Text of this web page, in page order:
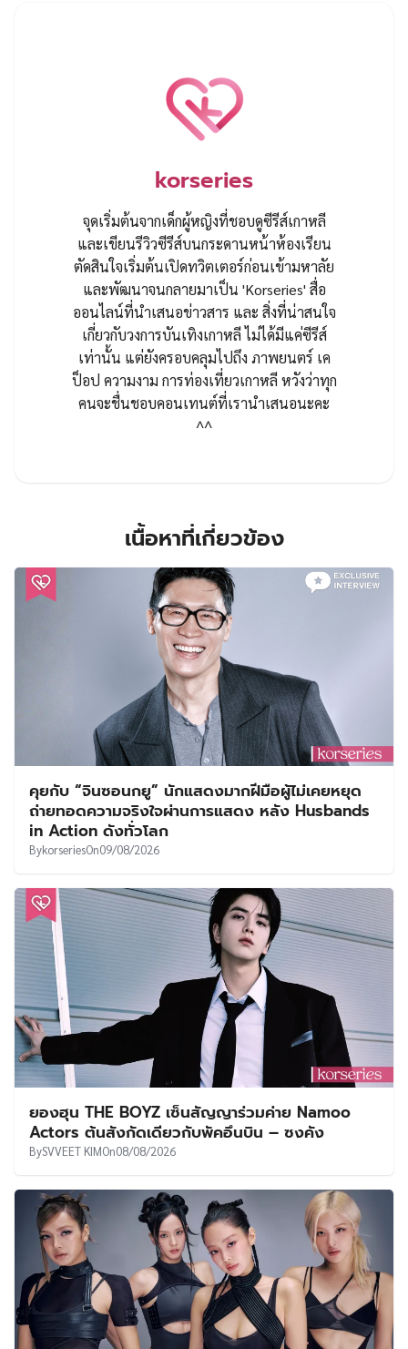
korseries
จุดเริ่มต้นจากเด็กผู้หญิงที่ชอบดูซีรีส์เกาหลี
และเขียนรีวิวซีรีส์บนกระดานหน้าห้องเรียน
ตัดสินใจเริ่มต้นเปิดทวิตเตอร์ก่อนเข้ามหาลัย
และพัฒนาจนกลายมาเป็น 'Korseries' สื่อ
ออนไลน์ที่นำเสนอข่าวสาร และ สิ่งที่น่าสนใจ
เกี่ยวกับวงการบันเทิงเกาหลี ไม่ได้มีแค่ซีรีส์
เท่านั้น แต่ยังครอบคลุมไปถึง ภาพยนตร์ เค
ป็อป ความงาม การท่องเที่ยวเกาหลี หวังว่าทุก
คนจะชื่นชอบคอนเทนต์ที่เรานำเสนอนะคะ
^^
เนื้อหาที่เกี่ยวข้อง
คุยกับ “จินซอนกยู” นักแสดงมากฝีมือผู้ไม่เคยหยุด
ถ่ายทอดความจริงใจผ่านการแสดง หลัง Husbands
in Action ดังทั่วโลก
BykorseriesOn09/08/2026
ยองฮุน THE BOYZ เซ็นสัญญาร่วมค่าย Namoo
Actors ต้นสังกัดเดียวกับพัคอึนบิน – ซงคัง
BySVVEET KIMOn08/08/2026